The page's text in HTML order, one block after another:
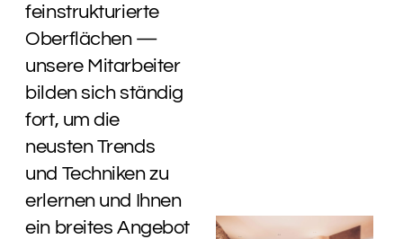
feinstrukturierte
Oberflächen —
unsere Mitarbeiter
bilden sich ständig
fort, um die
neusten Trends
und Techniken zu
erlernen und Ihnen
ein breites Angebot